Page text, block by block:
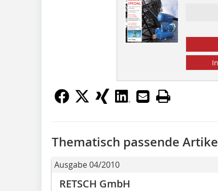
Thematisch passende
Ausgabe 04/2010
RETSCH GmbH